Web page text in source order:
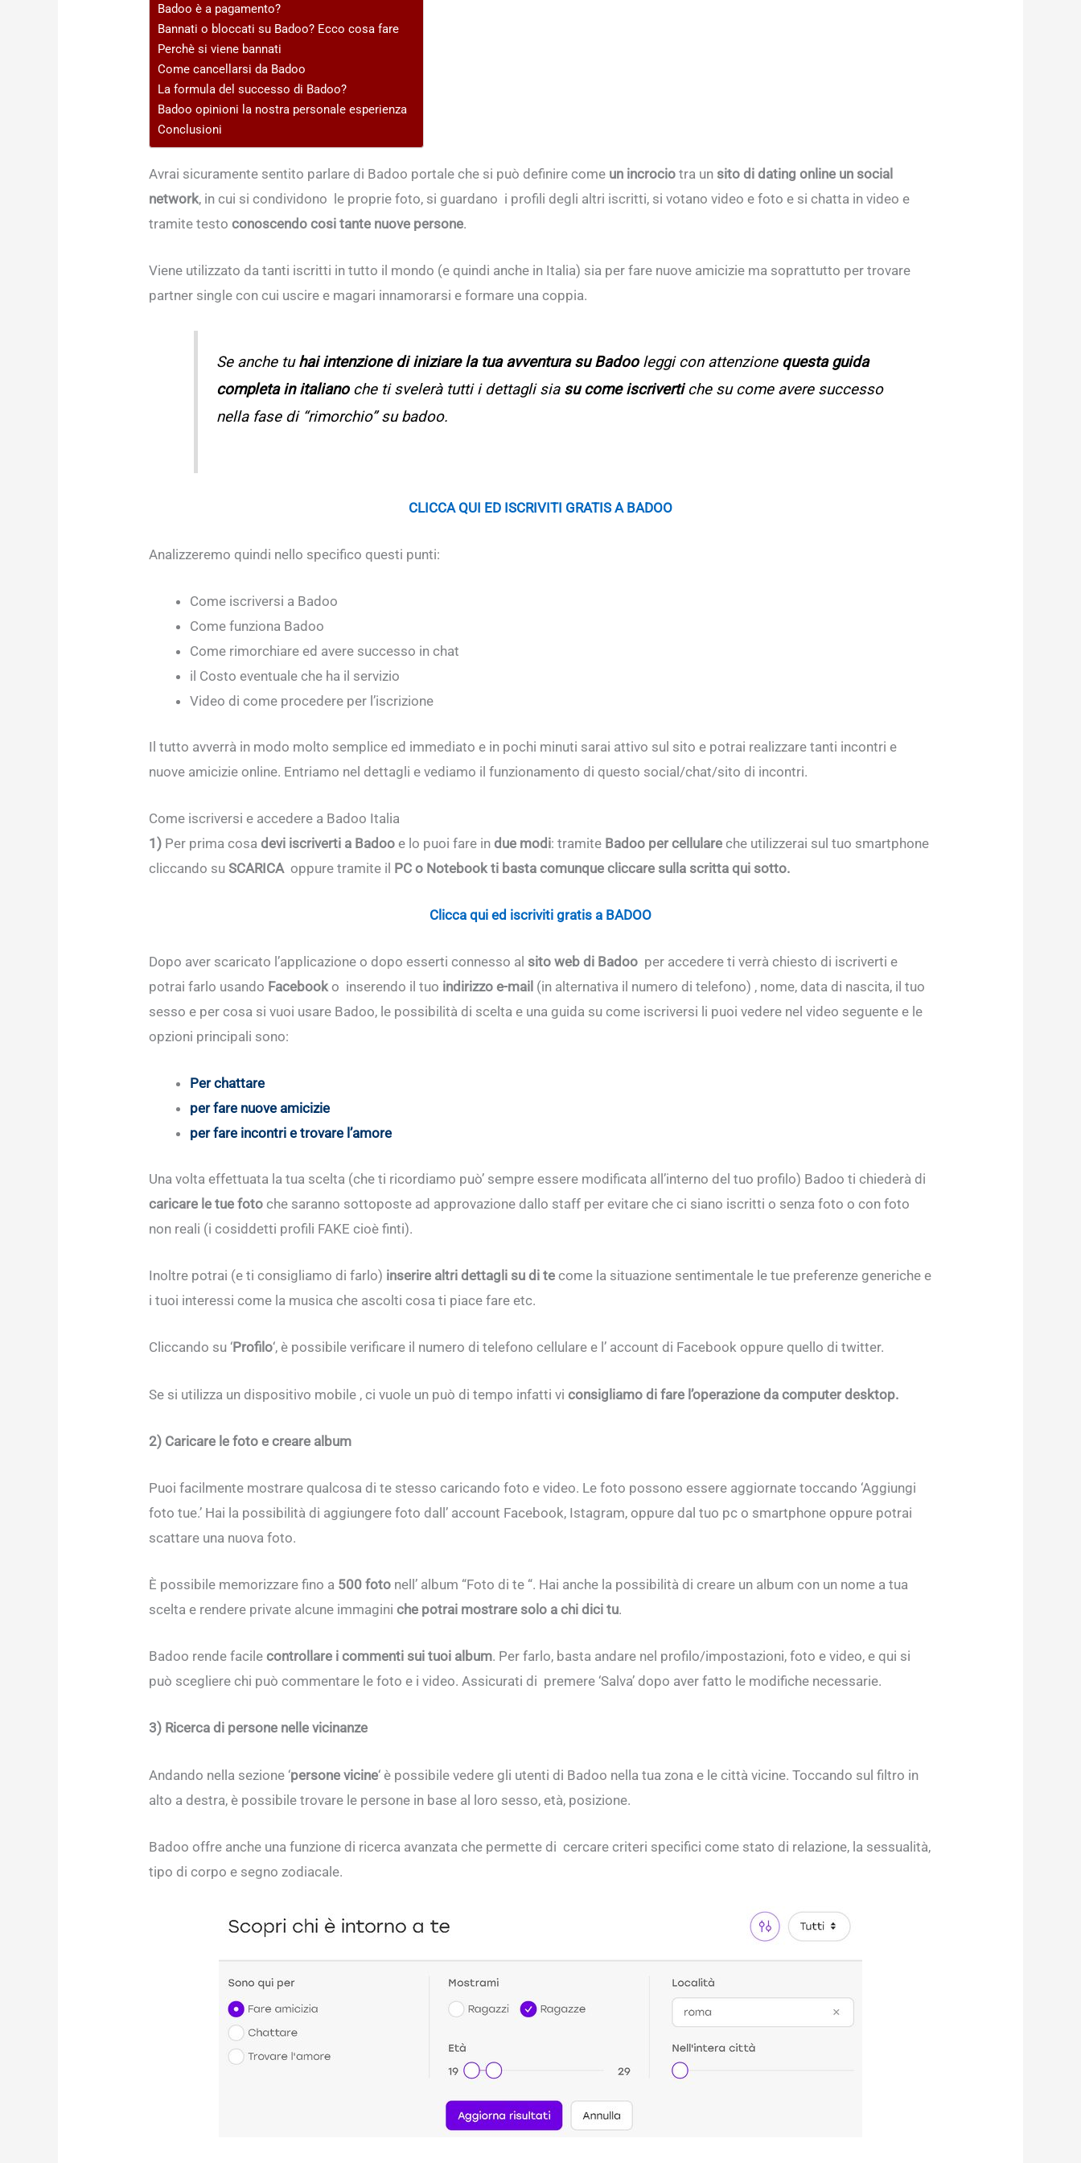
Badoo è a pagamento?
Bannati o bloccati su Badoo? Ecco cosa fare
Perchè si viene bannati
Come cancellarsi da Badoo
La formula del successo di Badoo?
Badoo opinioni la nostra personale esperienza
Conclusioni
Avrai sicuramente sentito parlare di Badoo portale che si può definire come un incrocio tra un sito di dating online un social
network, in cui si condividono le proprie foto, si guardano i profili degli altri iscritti, si votano video e foto e si chatta in video e
tramite testoconoscendo cosi tante nuove persone.
Viene utilizzato da tanti iscritti in tutto il mondo (e quindi anche in Italia) sia per fare nuove amicizie ma soprattutto per trovare
partner single con cui uscire e magari innamorarsi e formare una coppia.
Se anche tuhai intenzione di iniziare la tua avventura su Badooleggi con attenzione questa guida
completa in italianoche ti svelerà tutti i dettagli sia su come iscrivertiche su come avere successo
nella fase di “rimorchio” su badoo.
CLICCA QUI ED ISCRIVITI GRATIS A BADOO
Analizzeremo quindi nello specifico questi punti:
Come iscriversi a Badoo
Come funziona Badoo
Come rimorchiare ed avere successo in chat
il Costo eventuale che ha il servizio
Video di come procedere per l’iscrizione
Il tutto avverrà in modo molto semplice ed immediato e in pochi minuti sarai attivo sul sito e potrai realizzare tanti incontri e
nuove amicizie online. Entriamo nel dettagli e vediamo il funzionamento di questo social/chat/sito di incontri.
Come iscriversi e accedere a Badoo Italia
1) Per prima cosadevi iscriverti a Badoo e lo puoi fare indue modi: tramite Badoo per cellulare che utilizzerai sul tuo smartphone
cliccando suSCARICA oppure tramite il PC o Notebook ti basta comunque cliccare sulla scritta qui sotto.
Clicca qui ed iscriviti gratis a BADOO
Dopo aver scaricato l’applicazione o dopo esserti connesso al sito web di Badoo per accedere ti verrà chiesto di iscriverti e
potrai farlo usando Facebooko inserendo il tuo indirizzo e-mail (in alternativa il numero di telefono) , nome, data di nascita, il tuo
sesso e per cosa si vuoi usare Badoo, le possibilità di scelta e una guida su come iscriversi li puoi vedere nel video seguente e le
opzioni principali sono:
Per chattare
per fare nuove amicizie
per fare incontri e trovare l’amore
Una volta effettuata la tua scelta (che ti ricordiamo può’ sempre essere modificata all’interno del tuo profilo) Badoo ti chiederà di
caricare le tue foto che saranno sottoposte ad approvazione dallo staff per evitare che ci siano iscritti o senza foto o con foto
non reali (i cosiddetti profili FAKE cioè finti).
Inoltre potrai (e ti consigliamo di farlo) inserire altri dettagli su di te come la situazione sentimentale le tue preferenze generiche e
i tuoi interessi come la musica che ascolti cosa ti piace fare etc.
Cliccando su ‘Profilo‘, è possibile verificare il numero di telefono cellulare e l’ account di Facebook oppure quello di twitter.
Se si utilizza un dispositivo mobile , ci vuole un può di tempo infatti viconsigliamo di fare l’operazione da computer desktop.
2) Caricare le foto e creare album
Puoi facilmente mostrare qualcosa di te stesso caricando foto e video. Le foto possono essere aggiornate toccando ‘Aggiungi
foto tue.’ Hai la possibilità di aggiungere foto dall’ account Facebook, Istagram, oppure dal tuo pc o smartphone oppure potrai
scattare una nuova foto.
È possibile memorizzare fino a 500 foto nell’ album “Foto di te “. Hai anche la possibilità di creare un album con un nome a tua
scelta e rendere private alcune immaginiche potrai mostrare solo a chi dici tu.
Badoo rende facilecontrollare i commenti sui tuoi album. Per farlo, basta andare nel profilo/impostazioni, foto e video, e qui si
può scegliere chi può commentare le foto e i video. Assicurati di premere ‘Salva’ dopo aver fatto le modifiche necessarie.
3) Ricerca di persone nelle vicinanze
Andando nella sezione ‘persone vicine‘ è possibile vedere gli utenti di Badoo nella tua zona e le città vicine. Toccando sul filtro in
alto a destra, è possibile trovare le persone in base al loro sesso, età, posizione.
Badoo offre anche una funzione di ricerca avanzata che permette di cercare criteri specifici come stato di relazione, la sessualità,
tipo di corpo e segno zodiacale.